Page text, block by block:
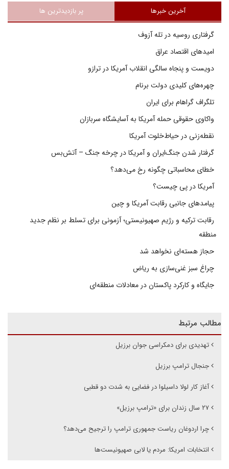
آخرین خبرها پر بازدیدترین ها
گرفتاری روسیه در تله آزوف
امیدهای اقتصاد عراق
دویست و پنجاه سالگی انقلاب آمریکا در ترازو
چهره‌های کلیدی دولت برنام
تلگراف گراهام برای ایران
واکاوی حقوقی حمله آمریکا به آسایشگاه سربازان
نقطه‌زنی در حیاط‌خلوت آمریکا
گرفتار شدن جنگ‌ایران و آمریکا در چرخه جنگ – آتش‌بس
خطای محاسباتی چگونه رخ می‌دهد؟
آمریکا در پی چیست؟
پیامدهای جانبی رقابت آمریکا و چین
رقابت ترکیه و رژیم صهیونیستی؛ آزمونی برای تسلط بر نظم جدید
منطقه
حجاز هسته‌ای نخواهد شد
چراغ سبز غنی‌سازی به ریاض
جایگاه و کارکرد پاکستان در معادلات منطقه‌ای
مطالب مرتبط
تهدیدی برای دمکراسی جوان برزیل
جنجال ترامپ برزیل
آغاز کار لولا داسیلوا در فضایی به شدت دو قطبی
۲۷ سال زندان برای «ترامپ برزیل»
چرا اردوغان ریاست جمهوری ترامپ را ترجیح می‌دهد؟
انتخابات امریکا: مردم یا لابی صهیونیست‌ها